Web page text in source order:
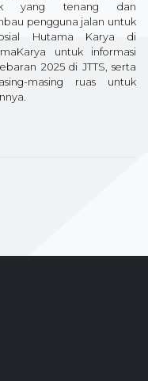
yang tenang dan
pengguna jalan untuk
Hutama Karya di
untuk informasi
2025 di JTTS, serta
masing ruas untuk